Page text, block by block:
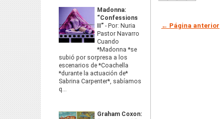
Madonna:
“Confessions
II” - Por: Nuria
Pastor Navarro
Cuando
*Madonna *se
subió por sorpresa a los
escenarios de *Coachella
*durante la actuación de*
Sabrina Carpenter*, sabíamos
q...
Graham Coxon:
← Página anterior